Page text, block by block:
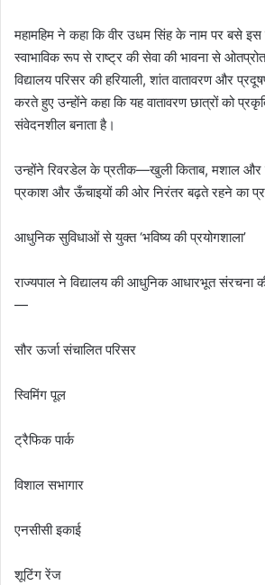
महामहिम ने कहा कि वीर उधम सिंह के नाम पर बसे
स्वाभाविक रूप से राष्ट्र की सेवा की भावना से ओतप्रोत
विद्यालय परिसर की हरियाली, शांत वातावरण और
करते हुए उन्होंने कहा कि यह वातावरण छात्रों को
संवेदनशील बनाता है।
उन्होंने रिवरडेल के प्रतीक—खुली किताब, मशाल
प्रकाश और ऊँचाइयों की ओर निरंतर बढ़ते रहने का
आधुनिक सुविधाओं से युक्त ‘भविष्य की प्रयोगशाला’
राज्यपाल ने विद्यालय की आधुनिक आधारभूत संरचना
—
सौर ऊर्जा संचालित परिसर
स्विमिंग पूल
ट्रैफिक पार्क
विशाल सभागार
एनसीसी इकाई
शूटिंग रेंज